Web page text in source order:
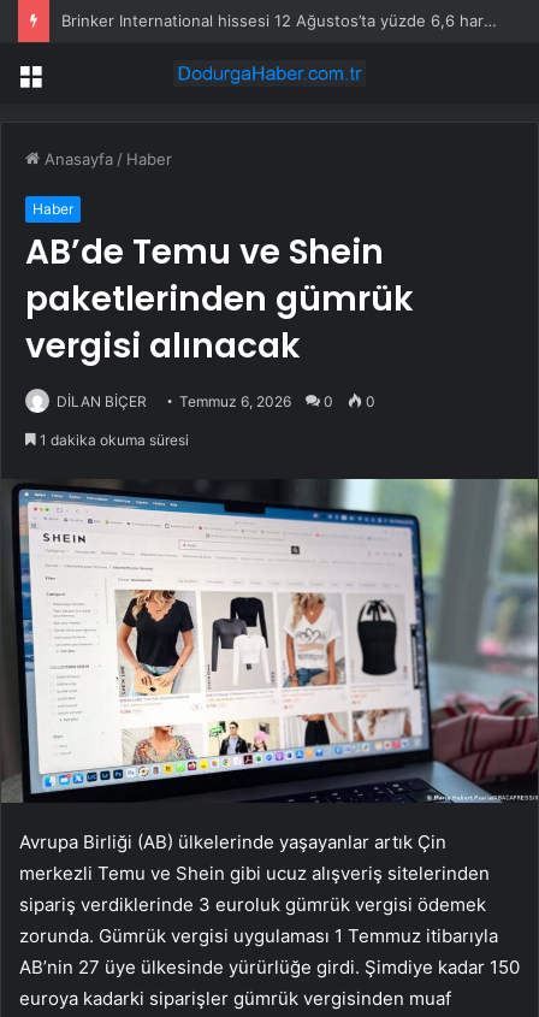
Brinker International hissesi 12 Ağustos’ta yüzde 6,6 hareket edebilir
Menü
Anasayfa / Haber
Haber
AB’de Temu ve Shein
paketlerinden gümrük
vergisi alınacak
DİLAN BİÇER Temmuz 6, 2026 0 0
1 dakika okuma süresi
Avrupa Birliği (AB) ülkelerinde yaşayanlar artık Çin
merkezli Temu ve Shein gibi ucuz alışveriş sitelerinden
sipariş verdiklerinde 3 euroluk gümrük vergisi ödemek
zorunda. Gümrük vergisi uygulaması 1 Temmuz itibarıyla
AB’nin 27 üye ülkesinde yürürlüğe girdi. Şimdiye kadar 150
euroya kadarki siparişler gümrük vergisinden muaf